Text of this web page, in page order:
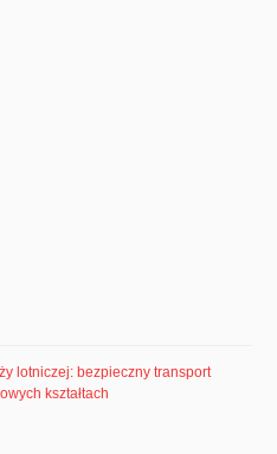
lotniczej: bezpieczny transport
kształtach